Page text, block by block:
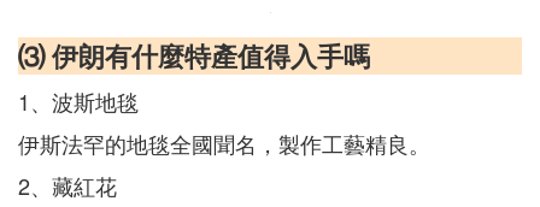
⑶ 伊朗有什麼特產值得入手嗎
1、波斯地毯
伊斯法罕的地毯全國聞名，製作工藝精良。
2、藏紅花